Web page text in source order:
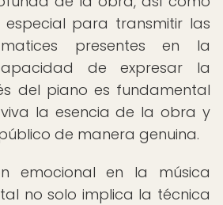
especial para transmitir las
presentes en la
de expresar la
del piano es fundamental
la esencia de la obra y
de manera genuina.
emocional en la música
no solo implica la técnica